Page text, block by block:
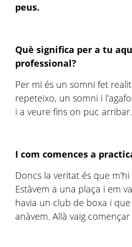
peus.
Què significa per a tu
professional?
Per mi és un somni fet
repeteixo, un somni i
i a veure fins on puc arribar.
I com comences a
Doncs la veritat és que
Estàvem a una plaça i em
havia un club de boxa i
anàvem. Allà vaig